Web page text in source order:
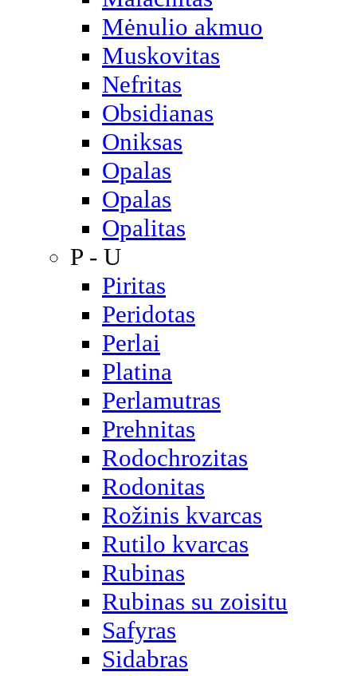
Mėnulio akmuo
Muskovitas
Nefritas
Obsidianas
Oniksas
Opalas
Opalas
Opalitas
P - U
Piritas
Peridotas
Perlai
Platina
Perlamutras
Prehnitas
Rodochrozitas
Rodonitas
Rožinis kvarcas
Rutilo kvarcas
Rubinas
Rubinas su zoisitu
Safyras
Sidabras